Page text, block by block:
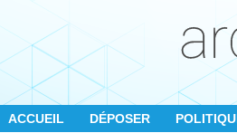
ACCUEIL DÉPOSER